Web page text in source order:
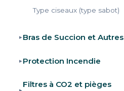
Type ciseaux (type sabot)
▸ Bras de Succion et Autres
▸ Protection Incendie
Filtres à CO2 et pièges